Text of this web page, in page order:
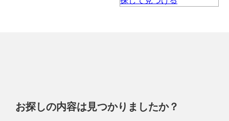
お探しの内容は見つかりましたか？